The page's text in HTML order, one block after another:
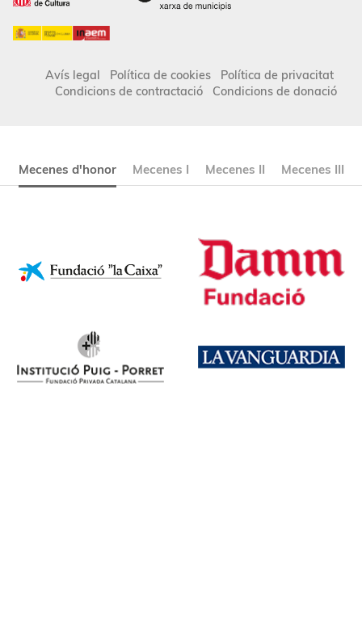
Avís legal Política de cookies
Política de privacitat
Condicions de contractació
Condicions de donació
Mecenes d'honor Mecenes I Mecenes II Mecenes III